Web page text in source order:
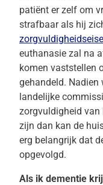
patiënt er zelf om
strafbaar als hij
euthanasie zal na
komen vaststellen
gehandeld. Nadien
landelijke
zorgvuldigheid
zijn dan kan de
erg belangrijk dat
opgevolgd.
Als ik dementie